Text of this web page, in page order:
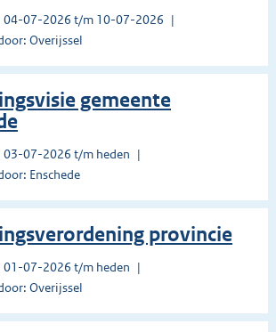
04-07-2026 t/m 10-07-2026
Overijssel
gemeente
03-07-2026 t/m heden
Enschede
provincie
01-07-2026 t/m heden
Overijssel